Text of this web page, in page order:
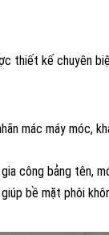
thiết kế chuyên
mác máy móc,
công bảng tên,
bề mặt phôi